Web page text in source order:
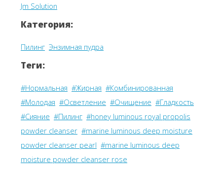
Jm Solution
Категория:
Пилинг Энзимная пудра
Теги:
#Нормальная #Жирная #Комбинированная
#Молодая #Осветление #Очищение #Гладкость
#Сияние #Пилинг #honey luminous royal propolis
powder cleanser #marine luminous deep moisture
powder cleanser pearl #marine luminous deep
moisture powder cleanser rose